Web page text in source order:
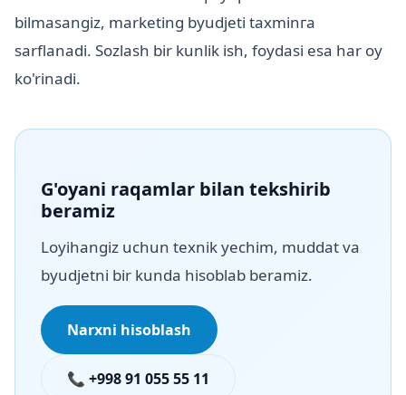
bilmasangiz, marketing byudjeti taxminга
sarflanadi. Sozlash bir kunlik ish, foydasi esa har oy
ko'rinadi.
G'oyani raqamlar bilan tekshirib
beramiz
Loyihangiz uchun texnik yechim, muddat va
byudjetni bir kunda hisoblab beramiz.
Narxni hisoblash
📞 +998 91 055 55 11